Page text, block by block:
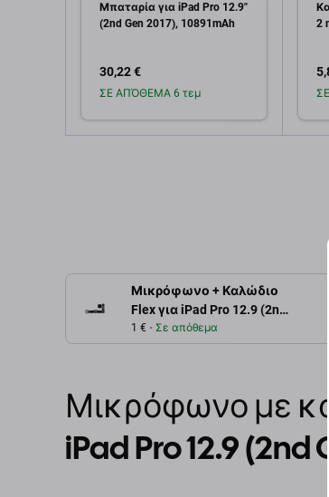
Μπαταρία για iPad Pro 12.9"
(2nd Gen 2017), 10891mAh
30,22 €
ΣΕ ΑΠΌΘΕΜΑ 6 τεμ
2
Μικρόφωνο + Καλώδιο
Flex για iPad Pro 12.9 (2nd
Gen 2017)
1 € Σε απόθεμα
Μικρόφωνο με
iPad Pro 12.9 (2nd